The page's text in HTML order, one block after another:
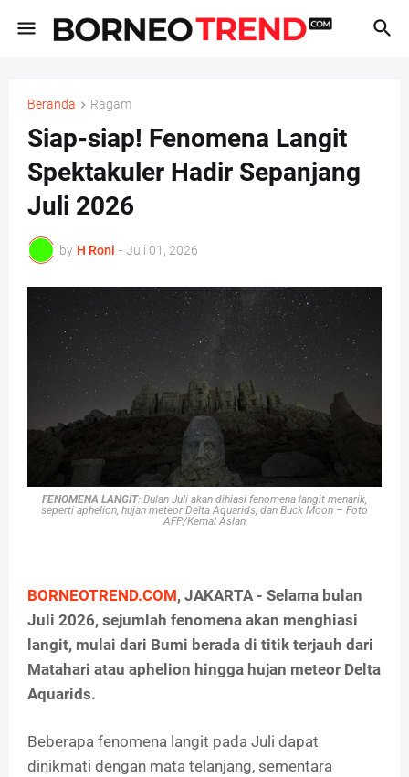
Beranda Ragam
Siap-siap! Fenomena Langit
Spektakuler Hadir Sepanjang
Juli 2026
by H Roni - Juli 01, 2026
FENOMENA LANGIT: Bulan Juli akan dihiasi fenomena langit menarik,
seperti aphelion, hujan meteor Delta Aquarids, dan Buck Moon – Foto
AFP/Kemal Aslan
BORNEOTREND.COM, JAKARTA - Selama bulan
Juli 2026, sejumlah fenomena akan menghiasi
langit, mulai dari Bumi berada di titik terjauh dari
Matahari atau aphelion hingga hujan meteor Delta
Aquarids.
Beberapa fenomena langit pada Juli dapat
dinikmati dengan mata telanjang, sementara